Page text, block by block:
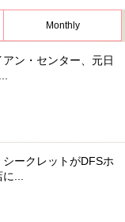
Monthly
ン・センター、元日
ークレットがDFSホ
...